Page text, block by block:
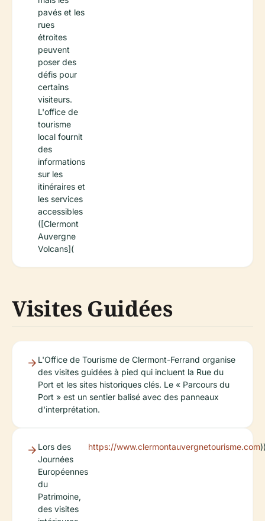
pavés et les
rues
étroites
peuvent
poser des
défis pour
certains
visiteurs.
L'office de
tourisme
local fournit
des
informations
sur les
itinéraires et
les services
accessibles
([Clermont
Auvergne
Volcans](
Visites Guidées
L'Office de Tourisme de Clermont-Ferrand organise
des visites guidées à pied qui incluent la Rue du
Port et les sites historiques clés. Le « Parcours du
Port » est un sentier balisé avec des panneaux
d'interprétation.
Lors des
Journées
Européennes
du
Patrimoine,
des visites
https://www.clermontauvergnetourisme.com